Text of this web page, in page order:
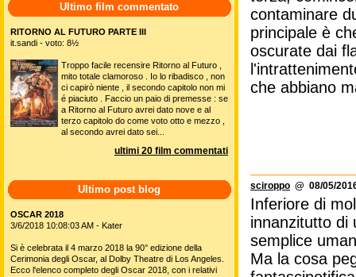
contaminare
principale è
oscurate dai
che abbiano
sciroppo @ 08/05/
Inferiore di
innanzitutto di
semplice
Ma la cosa
Ultimo film commentato
RITORNO AL FUTURO PARTE III
it.sandi - voto: 8½
Troppo facile recensire Ritorno al Futuro ,
mito totale clamoroso . Io lo ribadisco , non
ci capirò niente , il secondo capitolo non mi
é piaciuto . Faccio un paio di premesse : se
a Ritorno al Futuro avrei dato nove e al
terzo capitolo do come voto otto e mezzo ,
al secondo avrei dato sei...
ultimi 20 film commentati
Ultimo post blog
OSCAR 2018
3/6/2018 10:08:03 AM - Kater
Si è celebrata il 4 marzo 2018 la 90° edizione della
Cerimonia degli Oscar, al Dolby Theatre di Los Angeles.
Ecco l'elenco completo degli Oscar 2018, con i relativi